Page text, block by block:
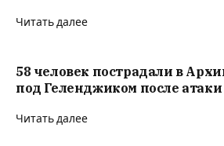
Читать далее
58 человек пострадали в
под Геленджиком после
Читать далее